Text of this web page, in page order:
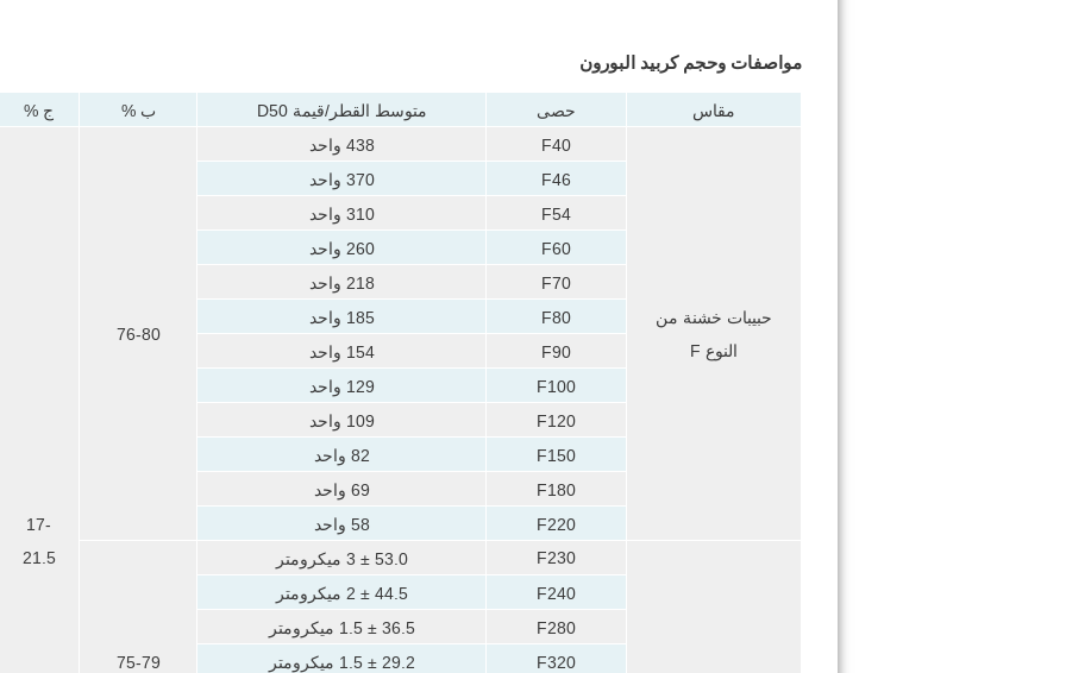
مواصفات وحجم كربيد البورون
مقاس حصى متوسط ​​القطر/قيمة D50 ب % ج %
حبيبات خشنة من
النوع F
F40 438 واحد
76-80
17-
21.5
F46
370 واحد
F54
310 واحد
F60
260 واحد
F70
218 واحد
F80
185 واحد
F90
154 واحد
F100
129 واحد
F120
109 واحد
F150
82 واحد
F180
69 واحد
F220
58 واحد
F230 53.0 ± 3 ميكرومتر
75-79
F240
44.5 ± 2 ميكرومتر
F280
36.5 ± 1.5 ميكرومتر
F320
29.2 ± 1.5 ميكرومتر